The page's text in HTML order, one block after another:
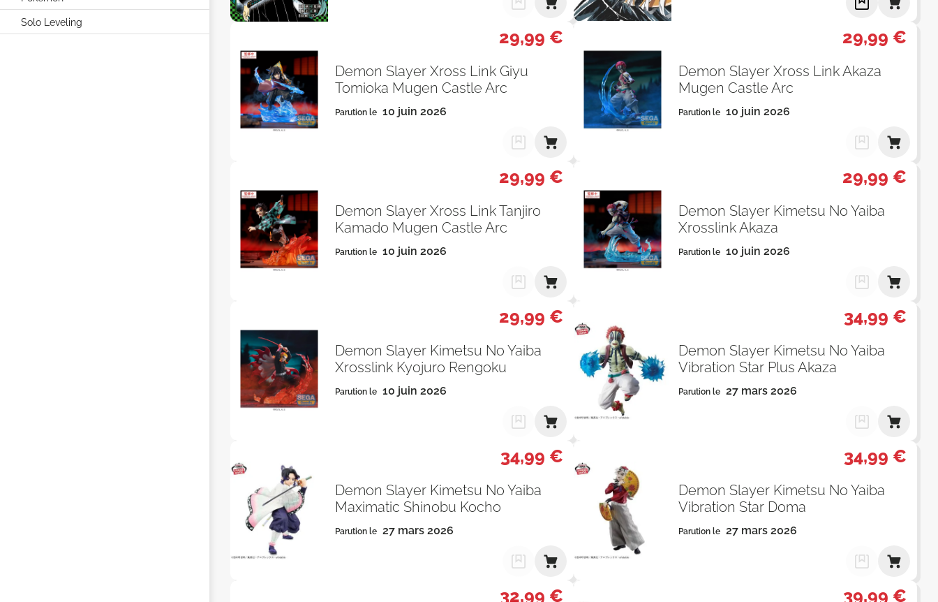
Solo Leveling
29,99 €
Demon Slayer Xross Link Giyu
Tomioka Mugen Castle Arc
Parution le 10 juin 2026
29,99 €
Demon Slayer Xross Link Akaza
Mugen Castle Arc
Parution le 10 juin 2026
29,99 €
Demon Slayer Xross Link Tanjiro
Kamado Mugen Castle Arc
Parution le 10 juin 2026
29,99 €
Demon Slayer Kimetsu No Yaiba
Xrosslink Akaza
Parution le 10 juin 2026
29,99 €
Demon Slayer Kimetsu No Yaiba
Xrosslink Kyojuro Rengoku
Parution le 10 juin 2026
34,99 €
Demon Slayer Kimetsu No Yaiba
Vibration Star Plus Akaza
Parution le 27 mars 2026
34,99 €
Demon Slayer Kimetsu No Yaiba
Maximatic Shinobu Kocho
Parution le 27 mars 2026
34,99 €
Demon Slayer Kimetsu No Yaiba
Vibration Star Doma
Parution le 27 mars 2026
32,99 € 39,99 €